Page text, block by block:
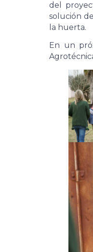
del
solución
la huerta.
En un